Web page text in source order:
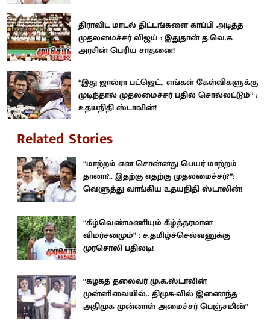
திராவிட மாடல் திட்டங்களை காப்பி அடித்த
முதலமைச்சர் விஜய் : இதுதான் த.வெ.க
அரசின் பெரிய சாதனை!
“இது ஜால்ரா பட்ஜெட்.. எங்கள் கேள்விகளுக்கு
முடிந்தால் முதலமைச்சர் பதில் சொல்லட்டும்” :
உதயநிதி ஸ்டாலின்!
Related Stories
“மாற்றம் என சொன்னது பெயர் மாற்றம்
தானா?.. இதற்கு எதற்கு முதலமைச்சர்?”:
வெளுத்து வாங்கிய உதயநிதி ஸ்டாலின்!
“கீழ்வெண்மணியும் கீழ்த்தரமான
விமர்சனமும்” : ச.தமிழ்ச்செல்வனுக்கு
முரசொலி பதிலடி!
“கழகத் தலைவர் மு.க.ஸ்டாலின்
முன்னிலையில்.. திமுக-வில் இணைந்த
அதிமுக முன்னாள் அமைச்சர் பெஞ்சமின்”